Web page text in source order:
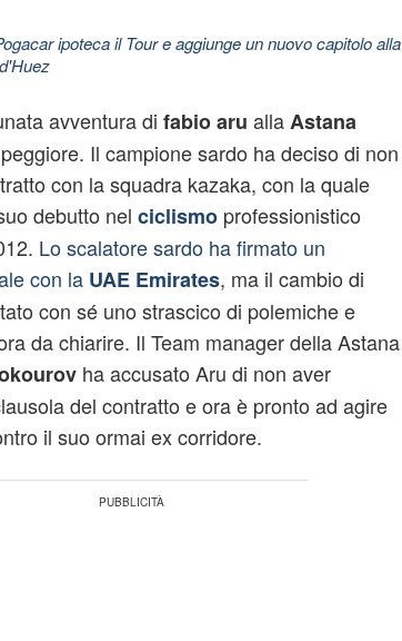
ipoteca il Tour e aggiunge un nuovo capitolo alla
avventura di fabio aru allaAstana
Il campione sardo ha deciso di non
con la squadra kazaka, con la quale
debutto nel ciclismoprofessionistico
Lo scalatore sardo ha firmato un
con la UAE Emirates, ma il cambio di
con sé uno strascico di polemiche e
da chiarire. Il Team manager della Astana
ha accusato Aru di non aver
del contratto e ora è pronto ad agire
il suo ormai ex corridore.